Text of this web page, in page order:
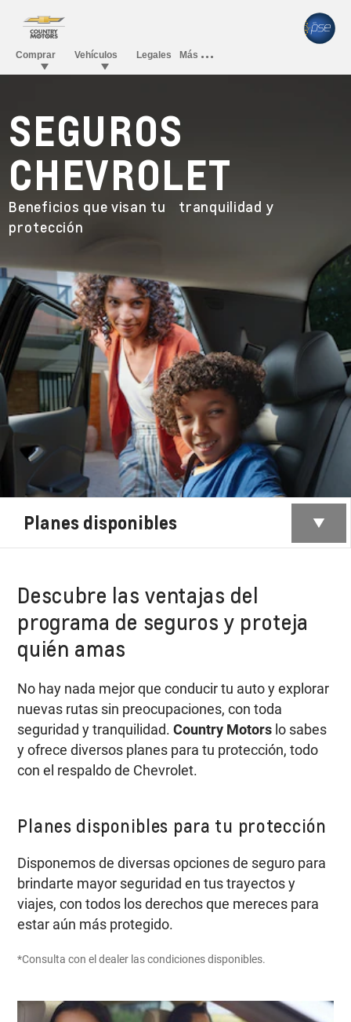
SEGUROS
CHEVROLET
Beneficios que visan tu tranquilidad y
protección
Planes disponibles
Descubre las ventajas del
programa de seguros y proteja
quién amas
No hay nada mejor que conducir tu auto y explorar
nuevas rutas sin preocupaciones, con toda
seguridad y tranquilidad.Country Motors lo sabes
y ofrece diversos planes para tu protección, todo
con el respaldo de Chevrolet.
Planes disponibles para tu protección
Disponemos de diversas opciones de seguro para
brindarte mayor seguridad en tus trayectos y
viajes, con todos los derechos que mereces para
estar aún más protegido.
*Consulta con el dealer las condiciones disponibles.